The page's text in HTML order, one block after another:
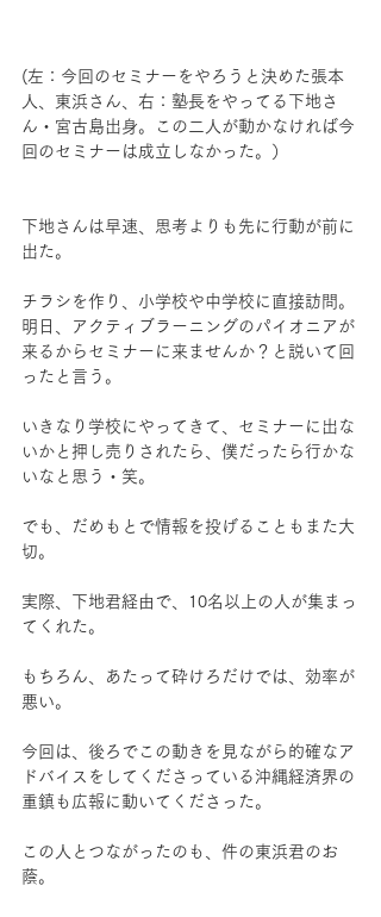
(左：今回のセミナーをやろうと決めた張本
人、東浜さん、右：塾長をやってる下地さ
ん・宮古島出身。この二人が動かなければ今
回のセミナーは成立しなかった。）
下地さんは早速、思考よりも先に行動が前に
出た。
チラシを作り、小学校や中学校に直接訪問。
明日、アクティブラーニングのパイオニアが
来るからセミナーに来ませんか？と説いて回
ったと言う。
いきなり学校にやってきて、セミナーに出な
いかと押し売りされたら、僕だったら行かな
いなと思う・笑。
でも、だめもとで情報を投げることもまた大
切。
実際、下地君経由で、10名以上の人が集まっ
てくれた。
もちろん、あたって砕けろだけでは、効率が
悪い。
今回は、後ろでこの動きを見ながら的確なア
ドバイスをしてくださっている沖縄経済界の
重鎮も広報に動いてくださった。
この人とつながったのも、件の東浜君のお
蔭。